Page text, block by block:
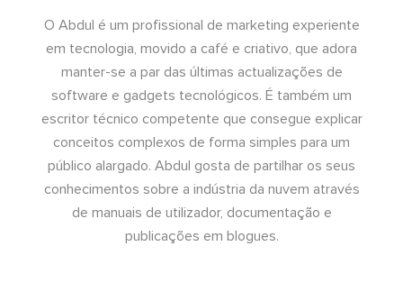
O Abdul é um profissional de marketing experiente
em tecnologia, movido a café e criativo, que adora
manter-se a par das últimas actualizações de
software e gadgets tecnológicos. É também um
escritor técnico competente que consegue explicar
conceitos complexos de forma simples para um
público alargado. Abdul gosta de partilhar os seus
conhecimentos sobre a indústria da nuvem através
de manuais de utilizador, documentação e
publicações em blogues.